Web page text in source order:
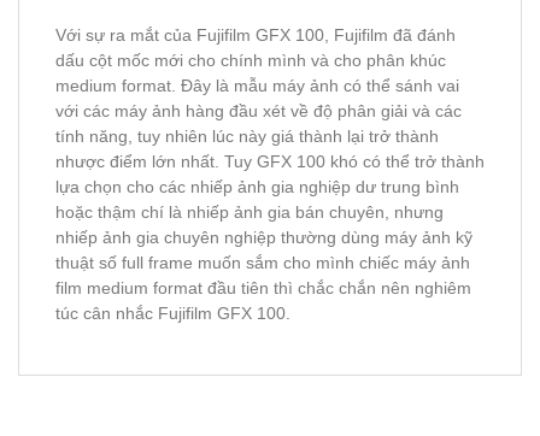
Với sự ra mắt của Fujifilm GFX 100, Fujifilm đã đánh
dấu cột mốc mới cho chính mình và cho phân khúc
medium format. Đây là mẫu máy ảnh có thể sánh vai
với các máy ảnh hàng đầu xét về độ phân giải và các
tính năng, tuy nhiên lúc này giá thành lại trở thành
nhược điểm lớn nhất. Tuy GFX 100 khó có thể trở thành
lựa chọn cho các nhiếp ảnh gia nghiệp dư trung bình
hoặc thậm chí là nhiếp ảnh gia bán chuyên, nhưng
nhiếp ảnh gia chuyên nghiệp thường dùng máy ảnh kỹ
thuật số full frame muốn sắm cho mình chiếc máy ảnh
film medium format đầu tiên thì chắc chắn nên nghiêm
túc cân nhắc Fujifilm GFX 100.